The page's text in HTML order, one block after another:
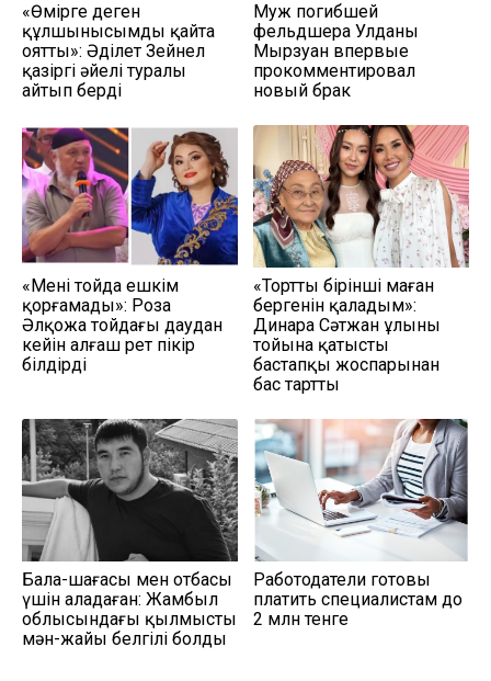
«Өмірге деген
құлшынысымды қайта
оятты»: Әділет Зейнел
қазіргі әйелі туралы
айтып берді
Муж погибшей
фельдшера Улданы
Мырзуан впервые
прокомментировал
новый брак
«Мені тойда ешкім
қорғамады»: Роза
Әлқожа тойдағы даудан
кейін алғаш рет пікір
білдірді
«Тортты бірінші маған
бергенін қаладым»:
Динара Сәтжан ұлының
тойына қатысты
бастапқы жоспарынан
бас тартты
Бала-шағасы мен отбасы
үшін алаңдаған: Жамбыл
облысындағы қылмыстың
мән-жайы белгілі болды
Работодатели готовы
платить специалистам до
2 млн тенге